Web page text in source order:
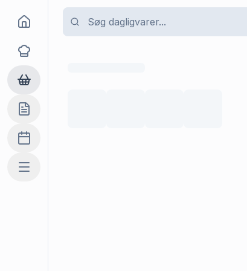
Goma
Opskrifter
Dagligvarer
Indkøbslisten
Madplan
Mere